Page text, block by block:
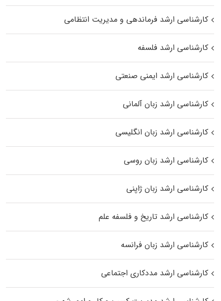
کارشناسی ارشد فرماندهی و مدیریت انتظامی
کارشناسی ارشد فلسفه
کارشناسی ارشد ایمنی صنعتی
کارشناسی ارشد زبان آلمانی
کارشناسی ارشد زبان انگلیسی
کارشناسی ارشد زبان روسی
کارشناسی ارشد زبان ژاپنی
کارشناسی ارشد تاریخ و فلسفه علم
کارشناسی ارشد زبان فرانسه
کارشناسی ارشد مددکاری اجتماعی